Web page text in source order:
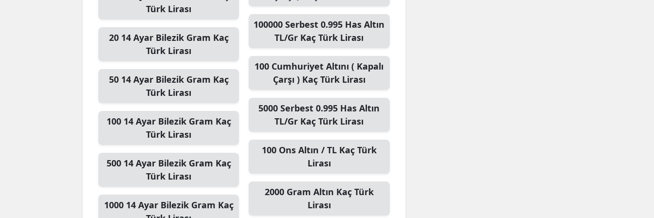
Yalova
Karabük
Kilis
Osmaniye
Düzce
Türk Lirası
20 14 Ayar Bilezik Gram Kaç
Türk Lirası
50 14 Ayar Bilezik Gram Kaç
Türk Lirası
100 14 Ayar Bilezik Gram Kaç
Türk Lirası
500 14 Ayar Bilezik Gram Kaç
Türk Lirası
1000 14 Ayar Bilezik Gram Kaç
100000Serbest 0.995 Has Altın
TL/Gr Kaç Türk Lirası
100 Cumhuriyet Altını ( Kapalı
Çarşı )Kaç Türk Lirası
5000Serbest 0.995 Has Altın
TL/Gr Kaç Türk Lirası
100 Ons Altın / TLKaç Türk
Lirası
2000 Gram Altın Kaç Türk
Lirası